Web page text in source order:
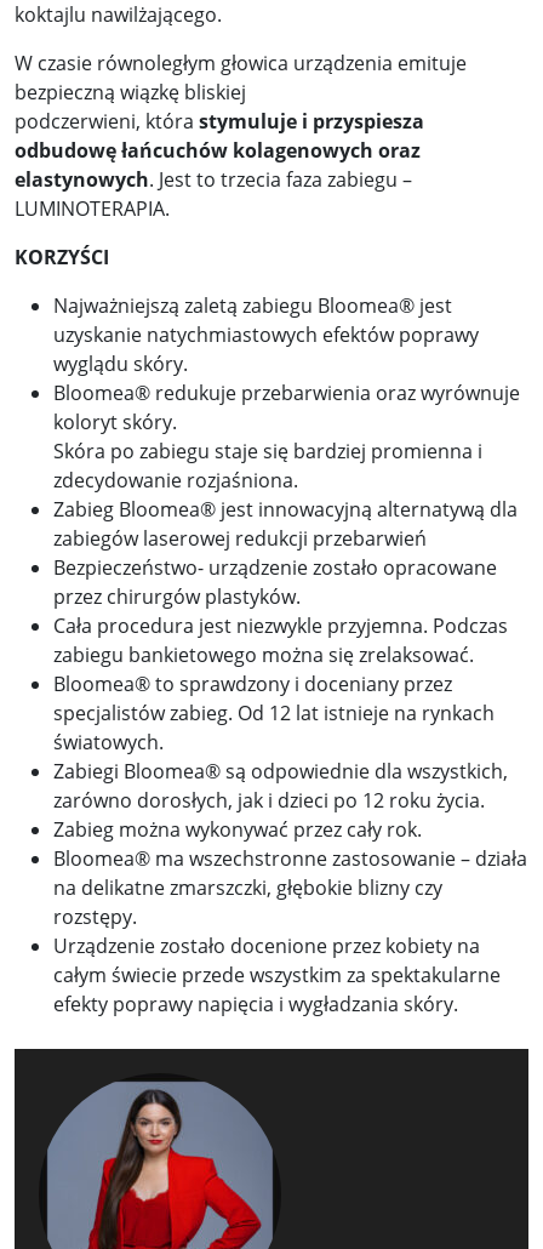
koktajlu nawilżającego.
W czasie równoległym głowica urządzenia emituje
bezpieczną wiązkę bliskiej
podczerwieni, która stymuluje i przyspiesza
odbudowę łańcuchów kolagenowych oraz
elastynowych. Jest to trzecia faza zabiegu –
LUMINOTERAPIA.
KORZYŚCI
Najważniejszą zaletą zabiegu Bloomea® jest
uzyskanie natychmiastowych efektów poprawy
wyglądu skóry.
Bloomea® redukuje przebarwienia oraz wyrównuje
koloryt skóry.
Skóra po zabiegu staje się bardziej promienna i
zdecydowanie rozjaśniona.
Zabieg Bloomea® jest innowacyjną alternatywą dla
zabiegów laserowej redukcji przebarwień
Bezpieczeństwo- urządzenie zostało opracowane
przez chirurgów plastyków.
Cała procedura jest niezwykle przyjemna. Podczas
zabiegu bankietowego można się zrelaksować.
Bloomea® to sprawdzony i doceniany przez
specjalistów zabieg. Od 12 lat istnieje na rynkach
światowych.
Zabiegi Bloomea® są odpowiednie dla wszystkich,
zarówno dorosłych, jak i dzieci po 12 roku życia.
Zabieg można wykonywać przez cały rok.
Bloomea® ma wszechstronne zastosowanie – działa
na delikatne zmarszczki, głębokie blizny czy
rozstępy.
Urządzenie zostało docenione przez kobiety na
całym świecie przede wszystkim za spektakularne
efekty poprawy napięcia i wygładzania skóry.